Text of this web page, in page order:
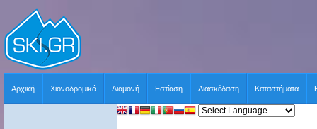
Αρχική Χιονοδρομικά Διαμονή Εστίαση Διασκέδαση Καταστήματα